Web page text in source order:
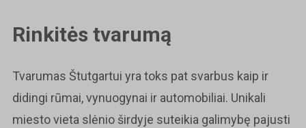
Rinkitės tvarumą
Tvarumas Štutgartui yra toks pat svarbus kaip ir
didingi rūmai, vynuogynai ir automobiliai. Unikali
miesto vieta slėnio širdyje suteikia galimybę pajusti